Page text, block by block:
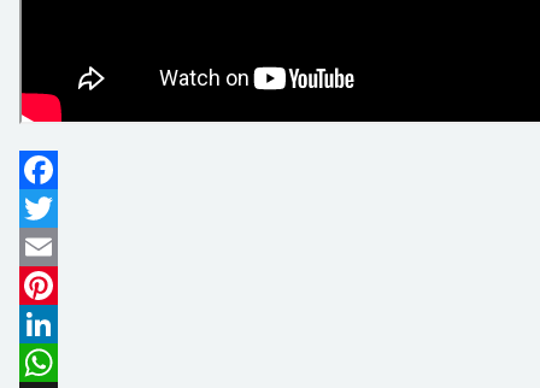
Facebook
Twitter
Email
Pinterest
LinkedIn